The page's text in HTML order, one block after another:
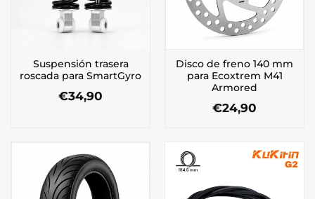
Suspensión trasera
roscada para SmartGyro
€34,90
Disco de freno 140 mm
para Ecoxtrem M41
Armored
€24,90